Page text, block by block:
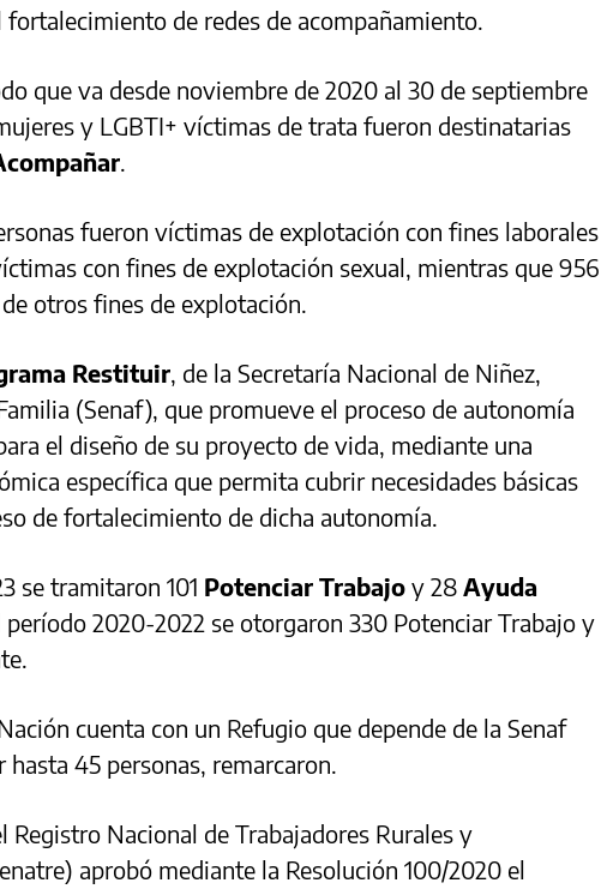
fortalecimiento de redes de acompañamiento.
que va desde noviembre de 2020 al 30 de septiembre
y LGBTI+ víctimas de trata fueron destinatarias
.
fueron víctimas de explotación con fines laborales
con fines de explotación sexual, mientras que 956
otros fines de explotación.
Restituir, de la Secretaría Nacional de Niñez,
(Senaf), que promueve el proceso de autonomía
el diseño de su proyecto de vida, mediante una
específica que permita cubrir necesidades básicas
de fortalecimiento de dicha autonomía.
se tramitaron 101 Potenciar Trabajo y 28 Ayuda
período 2020-2022 se otorgaron 330 Potenciar Trabajo y
cuenta con un Refugio que depende de la Senaf
hasta 45 personas, remarcaron.
Registro Nacional de Trabajadores Rurales y
aprobó mediante la Resolución 100/2020 el